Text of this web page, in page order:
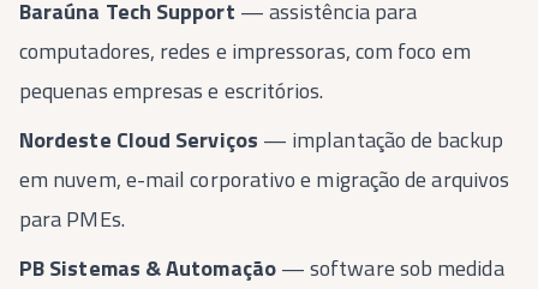
Baraúna Tech Support — assistência para
computadores, redes e impressoras, com foco em
pequenas empresas e escritórios.
Nordeste Cloud Serviços — implantação de backup
em nuvem, e-mail corporativo e migração de arquivos
para PMEs.
PB Sistemas & Automação— software sob medida